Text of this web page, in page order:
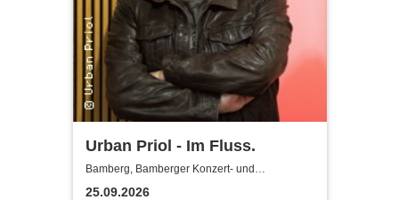
Urban Priol - Im Fluss.
Bamberg, Bamberger Konzert- und
Kongresshalle (Hegelsaal)
25.09.2026